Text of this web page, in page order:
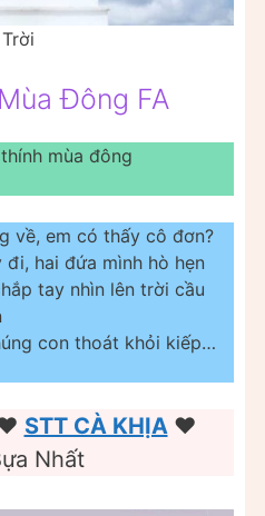
Đông FA
mùa đông
về, em có thấy cô đơn?
đi, hai đứa mình hò hẹn
tay nhìn lên trời cầu
con thoát khỏi kiếp…
STT CÀ KHỊA ❤️️
Nhất